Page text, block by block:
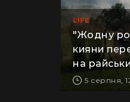
LIFE
"Жодну
кияни
на
5 серпня,